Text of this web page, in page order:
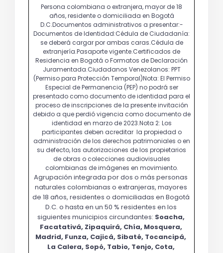
Agrupación integrada por dos o más personas
naturales colombianas o extranjeras, mayores
de 18 años, residentes o domiciliadas en Bogotá
D.C. o hasta en un 50 % residentes en los
siguientes municipios circundantes: Soacha,
Facatativá, Zipaquirá, Chía, Mosquera,
Madrid, Funza, Cajicá, Sibaté, Tocancipá,
La Calera, Sopó, Tabio, Tenjo, Cota,